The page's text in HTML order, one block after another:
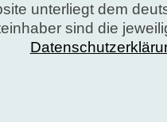
unterliegt dem
sind die